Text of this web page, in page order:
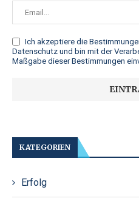
Ich akzeptiere die
Datenschutz und bin mit der
Maßgabe dieser Bestimmungen
KATEGORIEN
Erfolg